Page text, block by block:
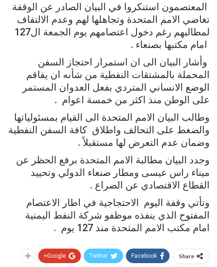
المعتصمون استنكروا في البيان الصادر عن الوقفة
تغاضي الامم المتحدة وتجاهلها لهم وعدم الالتفاف
لمطالبهم رغم دخول اعتصامهم يوم الجمعة ال127
امام مكتبها بصنعاء .
وأشار البيان الى ان استمرار احتجاز السفن
المحملة بالمشتقات النفطية من شأنه ان يفاقم
الوضع الانساني المتردي بفعل العدوان المستمر
على الوطن منذ اكثر من خمسة اعوام .
وطالب البيان الامم المتحدة الى القيام بمسئولياتها
والضغط على التحالف واطلاق كافة السفن النفطية
وضمان عدم التعرض لها مستقبلاً .
وجدد البيان مطالبة الامم المتحدة برفع الحظر عن
ميناء راس عيسى ومطار صنعاء الدولي وتحييد
القطاع الاقتصادي عن الصراع .
وتأتي وقفة اليوم الاحتجاجية في اطار الاعتصام
المفتوح الذي ينفذه موظفو شركة النفط اليمنية
امام مكتب الامم المتحدة منذ 127 يوم .
Share
Facebook
Twitter
Google+